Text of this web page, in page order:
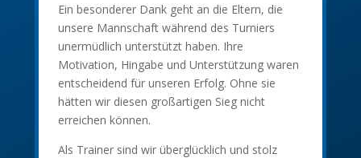
Ein besonderer Dank geht an die Eltern, die
unsere Mannschaft während des Turniers
unermüdlich unterstützt haben. Ihre
Motivation, Hingabe und Unterstützung waren
entscheidend für unseren Erfolg. Ohne sie
hätten wir diesen großartigen Sieg nicht
erreichen können.
Als Trainer sind wir überglücklich und stolz